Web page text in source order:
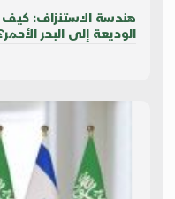
هندسة الاستنزاف:
الوديعة إلى البحر